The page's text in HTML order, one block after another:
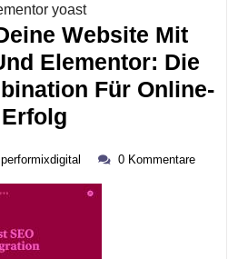
yoastKategorie
Website Mit
Elementor: Die
Für Online-
Erfolg
Website
Mit
performixdigital performixdigital
0 Kommentare